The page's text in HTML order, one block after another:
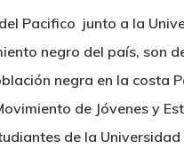
Pacifico junto a la
negro del país, son
negra en la costa
de Jóvenes y
de la